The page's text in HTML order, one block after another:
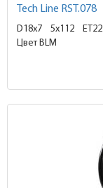
Tech Line RST.078
D18x7 5x112 ET22
Цвет BLM